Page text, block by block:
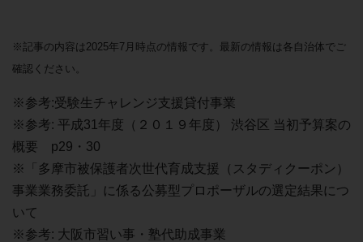
※記事の内容は2025年7月時点の情報です。最新の情報は各自治体でご
確認ください。
※参考:受験生チャレンジ支援貸付事業
※参考: 平成31年度（２０１９年度） 渋谷区 当初予算案の
概要 p29・30
※「多摩市被保護者次世代育成支援（スタディクーポン）
事業業務委託」に係る公募型プロポーザルの選定結果につ
いて
※参考: 大阪市習い事・塾代助成事業